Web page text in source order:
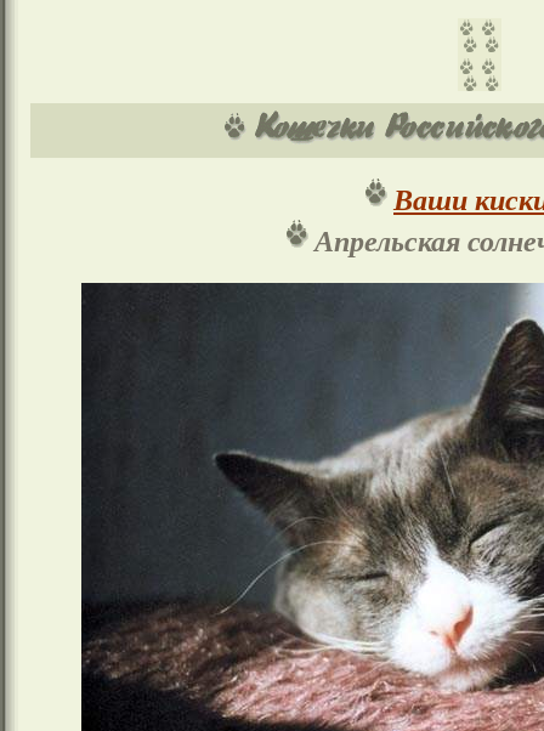
Ваши
Апрельская